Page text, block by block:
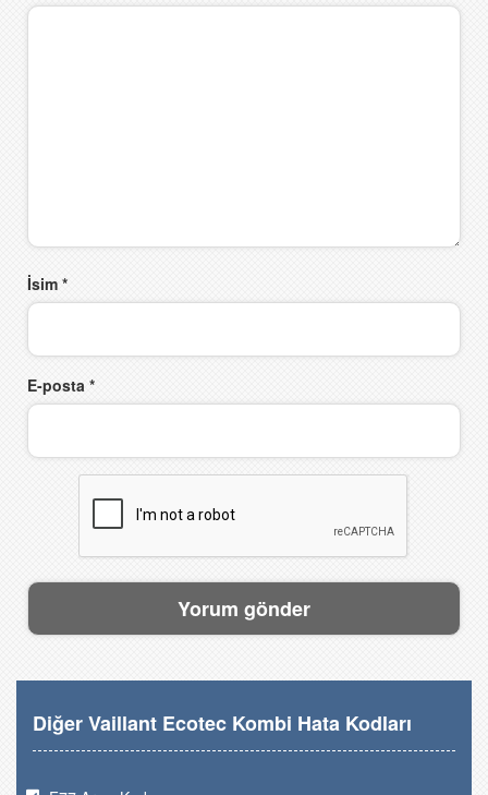
İsim *
E-posta *
Diğer Vaillant Ecotec Kombi Hata Kodları